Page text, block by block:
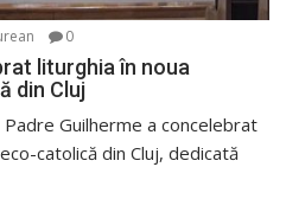
0
liturghia în noua
din Cluj
Guilherme a concelebrat
catolică din Cluj, dedicată